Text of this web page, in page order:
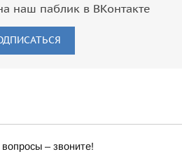
наш паблик в ВКонтакте
– звоните!